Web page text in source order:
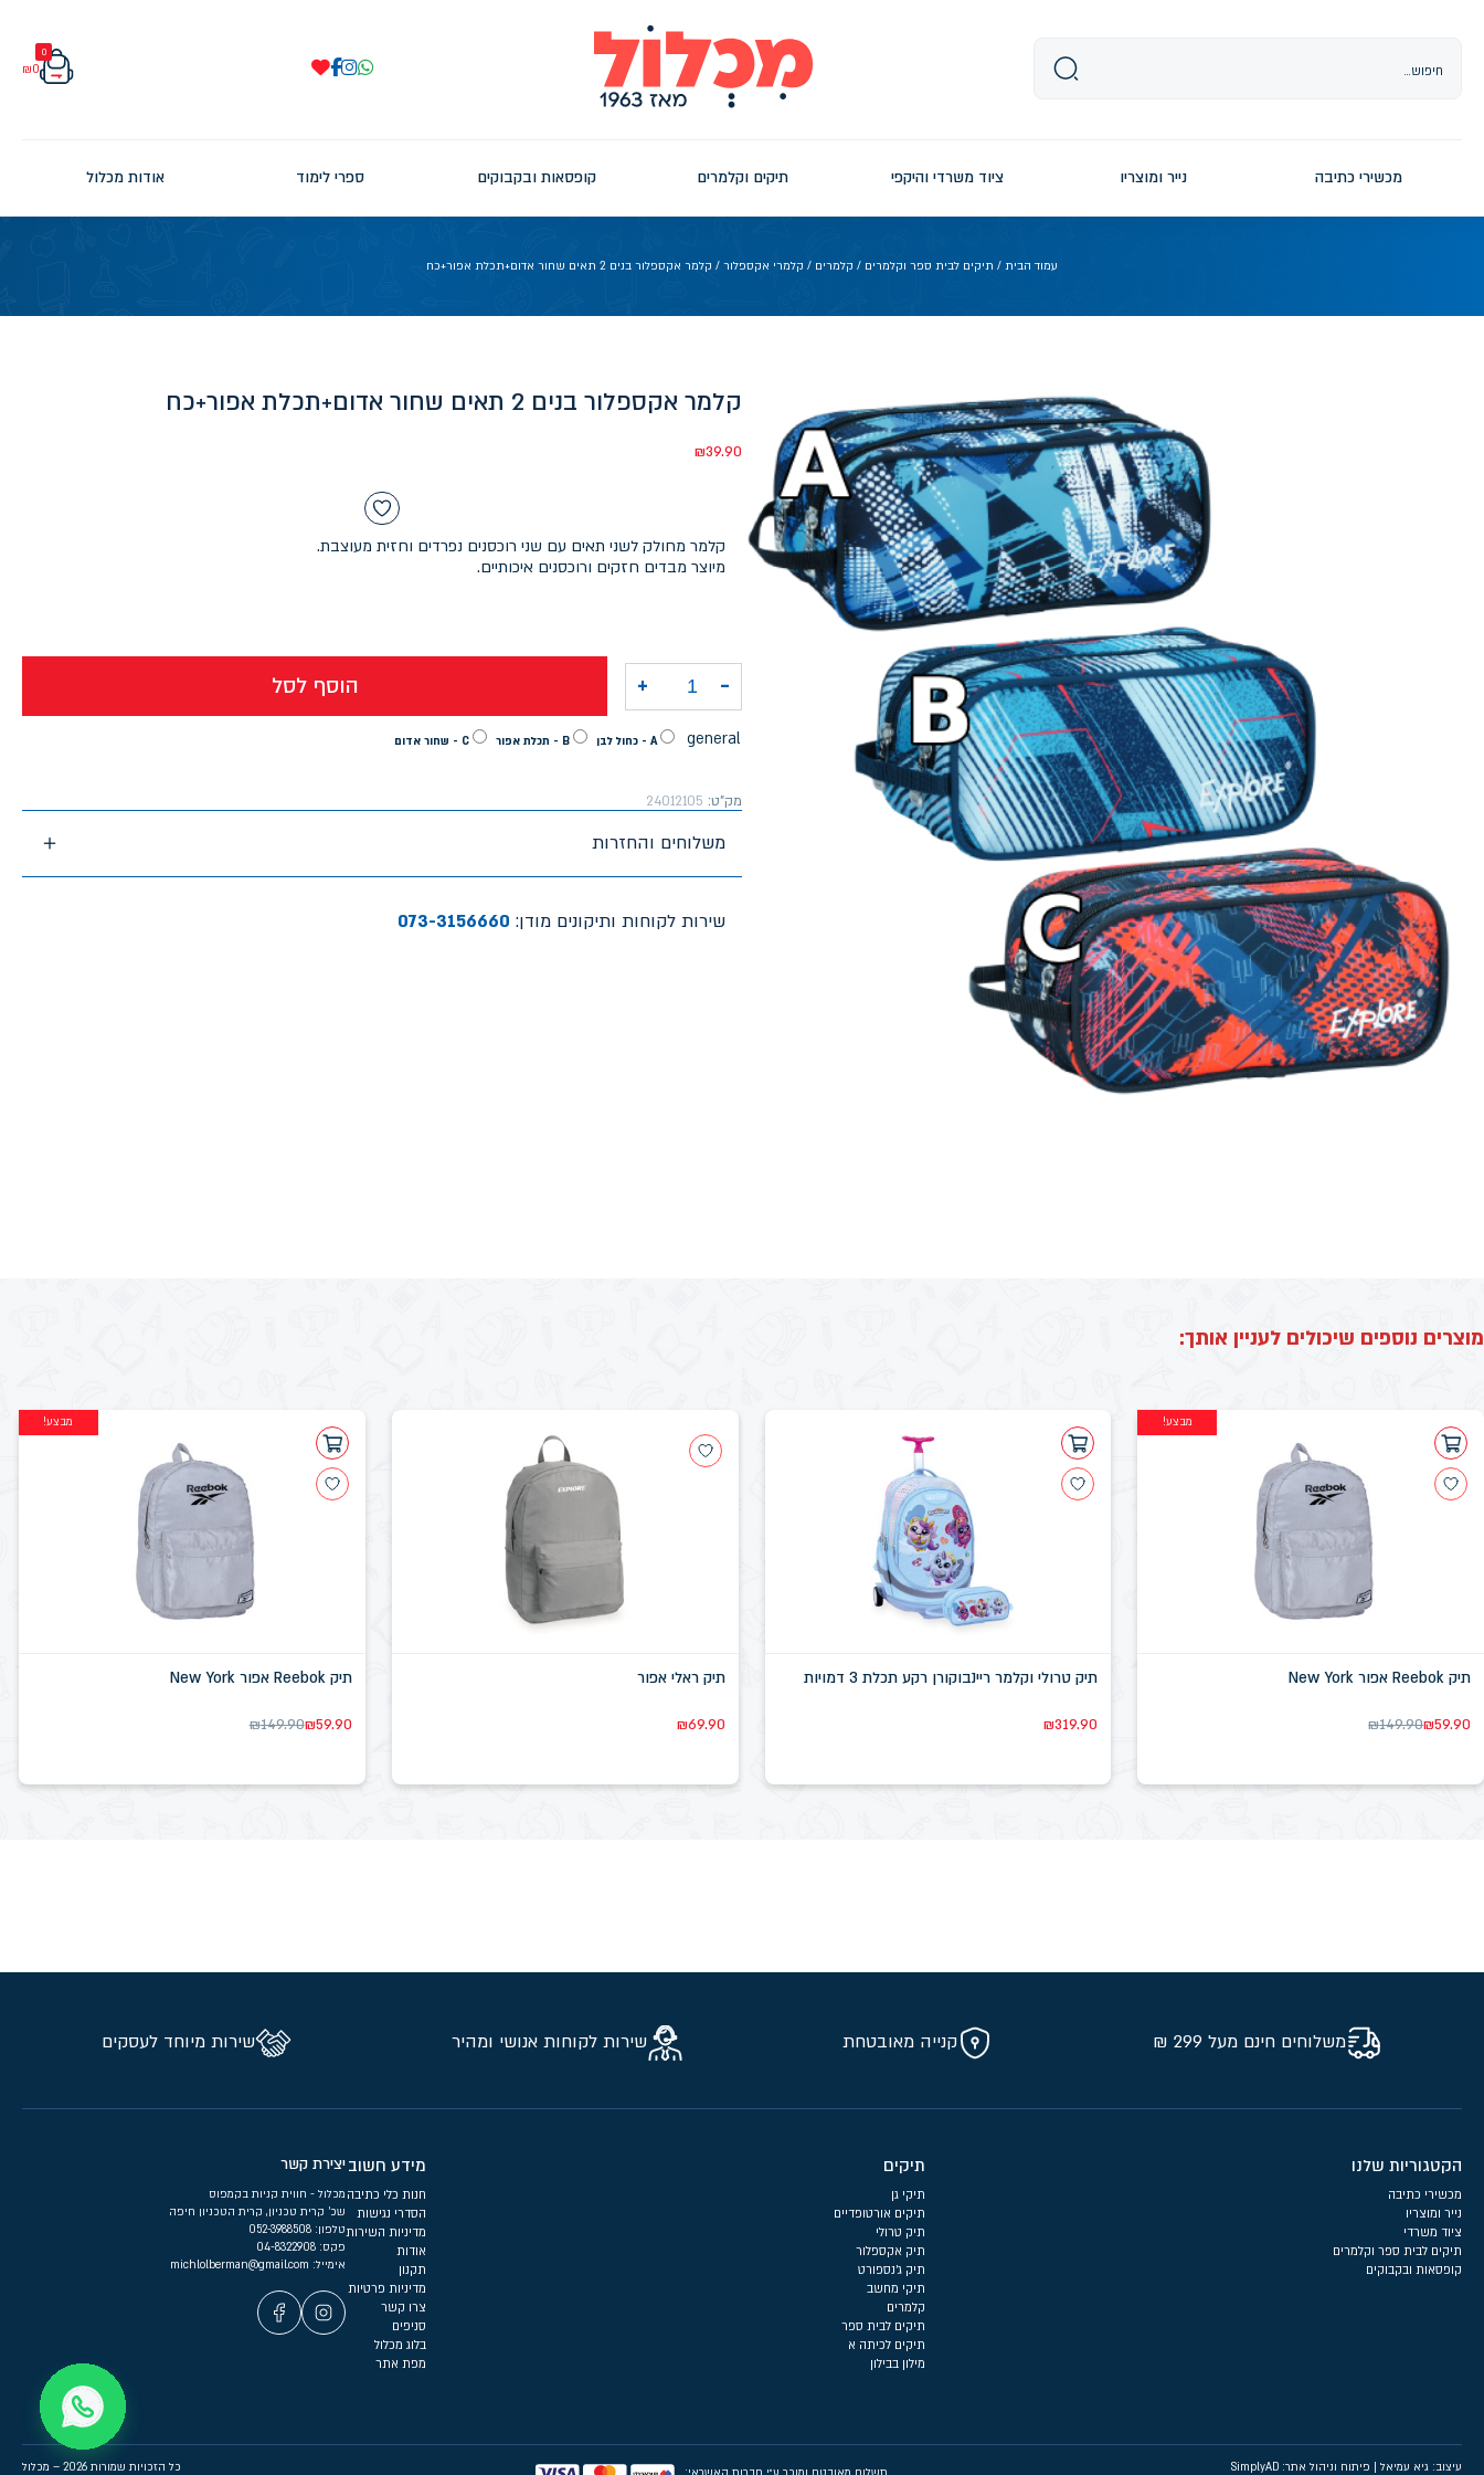
0
₪0
מכשירי כתיבה נייר ומוצריו ציוד משרדי והיקפי תיקים וקלמרים קופסאות ובקבוקים ספרי לימוד אודות מכלול
עמוד הבית / תיקים לבית ספר וקלמרים / קלמרים / קלמרי אקספלור / קלמר אקספלור בנים 2 תאים שחור אדום+תכלת אפור+כח
קלמר אקספלור בנים 2 תאים שחור אדום+תכלת אפור+כח
₪39.90
קלמר מחולק לשני תאים עם שני רוכסנים נפרדים וחזית מעוצבת.
מיוצר מבדים חזקים ורוכסנים איכותיים.
general A - כחול לבן B - תכלת אפור C - שחור אדום
- כמות של קלמר אקספלור בנים 2 תאים שחור אדום+תכלת אפור+כח
+ הוסף לסל
מק"ט: 24012105
משלוחים והחזרות
שירות לקוחות ותיקונים מודן: 073-3156660
מוצרים נוספים שיכולים לעניין אותך:
מבצע!
תיק Reebok אפור New York
₪149.90₪59.90
תיק טרולי וקלמר ריינבוקורן רקע תכלת 3 דמויות
₪319.90
תיק ראלי אפור
₪69.90
מבצע!
תיק Reebok אפור New York
₪149.90₪59.90
משלוחים חינם מעל 299 ₪ קנייה מאובטחת שירות לקוחות אנושי ומהיר שירות מיוחד לעסקים
הקטגוריות שלנו
מכשירי כתיבה
נייר ומוצריו
ציוד משרדי
תיקים לבית ספר וקלמרים
קופסאות ובקבוקים
תיקים
תיקי גן
תיקים אורטופדיים
תיק טרולי
תיק אקספלור
תיק ג'נספורט
תיקי מחשב
קלמרים
תיקים לבית ספר
תיקים לכיתה א
מילון בבילון
מידע חשוב
חנות כלי כתיבה
הסדרי נגישות
מדיניות השירות
אודות
תקנון
מדיניות פרטיות
צרו קשר
סניפים
בלוג מכלול
מפת אתר
יצירת קשר
מכלול - חווית קניות בקמפוס
שכ’ קרית טכניון, קרית הטכניון חיפה
טלפון:
פקס: 04-8322908
אימייל:
עיצוב: גיא עמיאל | פיתוח וניהול אתר: SimplyAD כל הזכויות שמורות 2026 – מכלול